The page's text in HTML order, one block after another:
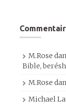
M.Rose
Bible,
M.Rose
Michael